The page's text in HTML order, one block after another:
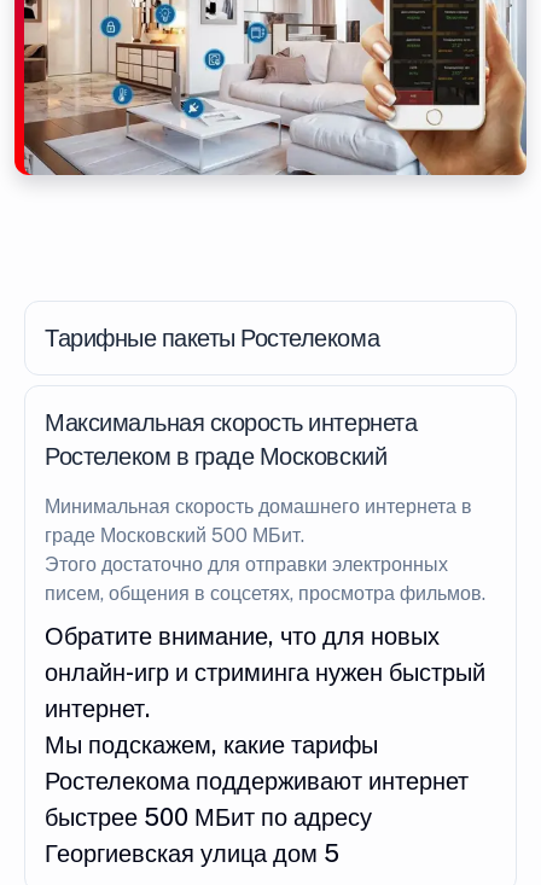
Тарифные пакеты Ростелекома
Максимальная скорость интернета
Ростелеком в граде Московский
Минимальная скорость домашнего интернета в
граде Московский 500 МБит.
Этого достаточно для отправки электронных
писем, общения в соцсетях, просмотра фильмов.
Обратите внимание, что для новых
онлайн-игр и стриминга нужен быстрый
интернет.
Мы подскажем, какие тарифы
Ростелекома поддерживают интернет
быстрее 500 МБит по адресу
Георгиевская улица дом 5